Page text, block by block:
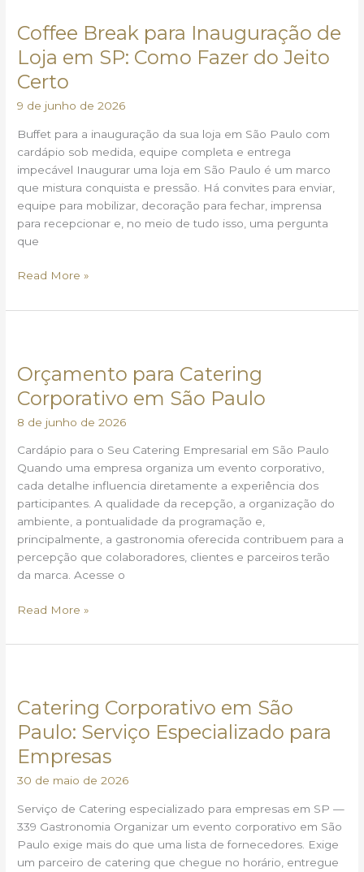
Coffee Break para Inauguração de
Loja em SP: Como Fazer do Jeito
Certo
9 de junho de 2026
Buffet para a inauguração da sua loja em São Paulo com
cardápio sob medida, equipe completa e entrega
impecável Inaugurar uma loja em São Paulo é um marco
que mistura conquista e pressão. Há convites para enviar,
equipe para mobilizar, decoração para fechar, imprensa
para recepcionar e, no meio de tudo isso, uma pergunta
que
para
Inauguração
de
Loja
em
Como
Fazer
do
Jeito
Certo
Read More »
Orçamento para Catering
Corporativo em São Paulo
8 de junho de 2026
Cardápio para o Seu Catering Empresarial em São Paulo
Quando uma empresa organiza um evento corporativo,
cada detalhe influencia diretamente a experiência dos
participantes. A qualidade da recepção, a organização do
ambiente, a pontualidade da programação e,
principalmente, a gastronomia oferecida contribuem para a
percepção que colaboradores, clientes e parceiros terão
da marca. Acesse o
Catering
Corporativo
em
São
Paulo
Read More »
Catering Corporativo em São
Paulo: Serviço Especializado para
Empresas
30 de maio de 2026
Serviço de Catering especializado para empresas em SP —
339 Gastronomia Organizar um evento corporativo em São
Paulo exige mais do que uma lista de fornecedores. Exige
um parceiro de catering que chegue no horário, entregue
em
São
Paulo:
Serviço
Especializado
Empresas